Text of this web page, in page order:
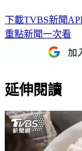
下載TVBS新聞
重點新聞一次看
延伸閱讀